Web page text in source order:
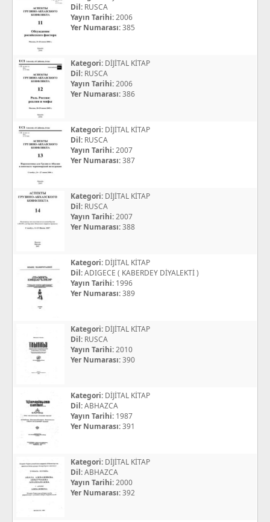
Dil: RUSCA
Yayın Tarihi:2006
Yer Numarası:385
Kategori: DİJİTAL KİTAP
Dil: RUSCA
Yayın Tarihi:2006
Yer Numarası:386
Kategori: DİJİTAL KİTAP
Dil: RUSCA
Yayın Tarihi:2007
Yer Numarası:387
Kategori: DİJİTAL KİTAP
Dil: RUSCA
Yayın Tarihi:2007
Yer Numarası:388
Kategori: DİJİTAL KİTAP
Dil:ADIGECE ( KABERDEY DİYALEKTİ )
Yayın Tarihi: 1996
Yer Numarası:389
Kategori: DİJİTAL KİTAP
Dil: RUSCA
Yayın Tarihi:2010
Yer Numarası:390
Kategori: DİJİTAL KİTAP
Dil:ABHAZCA
Yayın Tarihi: 1987
Yer Numarası:391
Kategori: DİJİTAL KİTAP
Dil:ABHAZCA
Yayın Tarihi:2000
Yer Numarası:392